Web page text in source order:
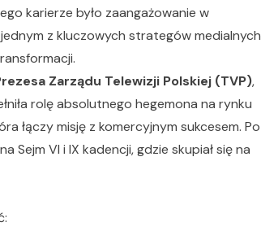
karierze było zaangażowanie w
z kluczowych strategów medialnych
Zarządu Telewizji Polskiej (TVP),
rolę absolutnego hegemona na rynku
łączy misję z komercyjnym sukcesem. Po
Sejm VI i IX kadencji, gdzie skupiał się na